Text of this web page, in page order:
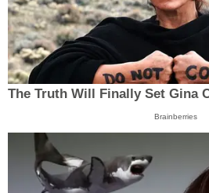
The Truth Will Finally Set Gina
Brainberries